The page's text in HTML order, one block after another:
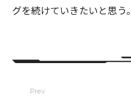
グを続けていきたいと思う。
Prev